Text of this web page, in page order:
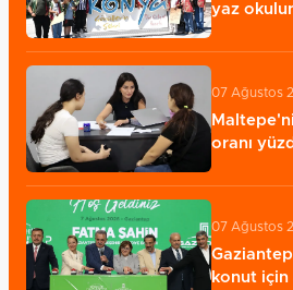
yaz
07 Ağustos
oranı
07 Ağustos
konut